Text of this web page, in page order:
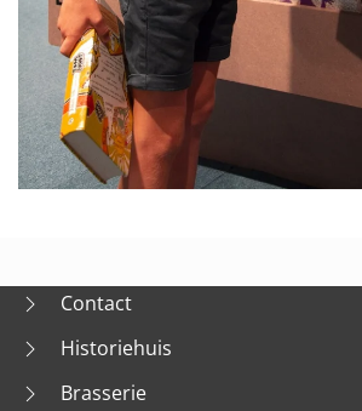
Contact
Historiehuis
Brasserie